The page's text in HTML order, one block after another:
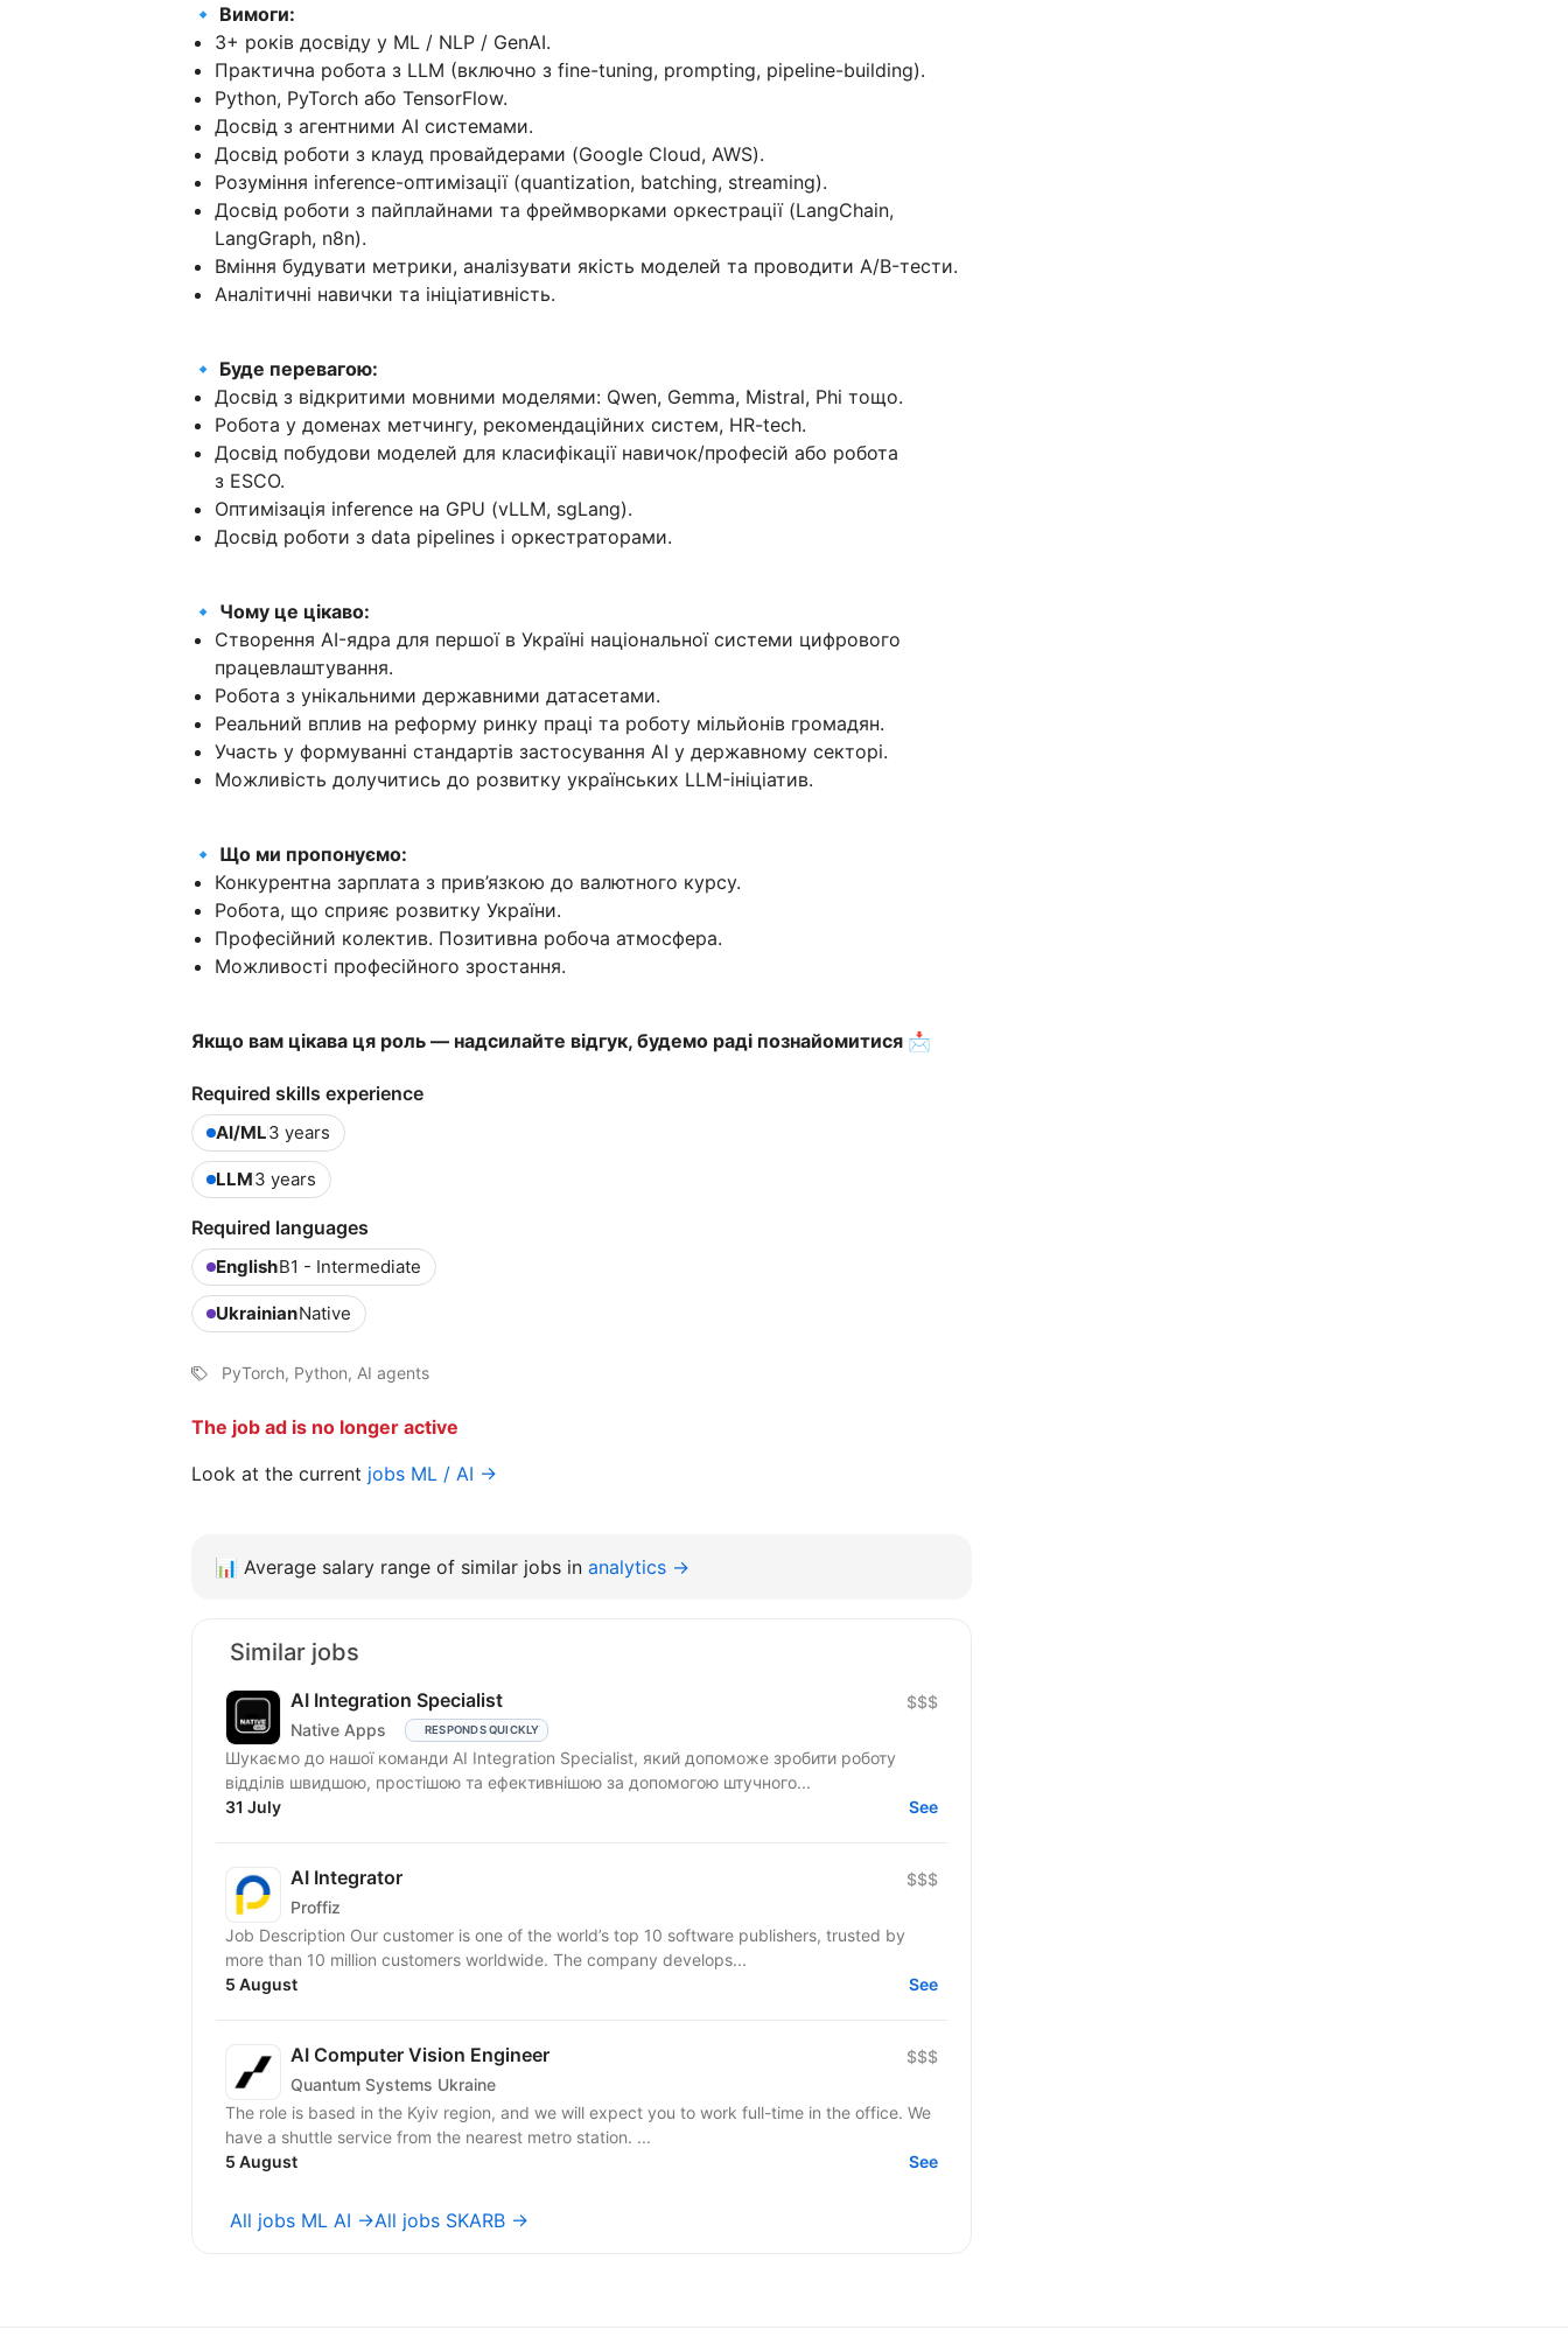
🔹 Вимоги:
3+ років досвіду у ML / NLP / GenAI.
Практична робота з LLM (включно з fine-tuning, prompting, pipeline-building).
Python, PyTorch або TensorFlow.
Досвід з агентними AI системами.
Досвід роботи з клауд провайдерами (Google Cloud, AWS).
Розуміння inference-оптимізації (quantization, batching, streaming).
Досвід роботи з пайплайнами та фреймворками оркестрації (LangChain,
LangGraph, n8n).
Вміння будувати метрики, аналізувати якість моделей та проводити A/B-тести.
Аналітичні навички та ініціативність.
🔹 Буде перевагою:
Досвід з відкритими мовними моделями: Qwen, Gemma, Mistral, Phi тощо.
Робота у доменах метчингу, рекомендаційних систем, HR-tech.
Досвід побудови моделей для класифікації навичок/професій або робота
з ESCO.
Оптимізація inference на GPU (vLLM, sgLang).
Досвід роботи з data pipelines і оркестраторами.
🔹 Чому це цікаво:
Створення AI-ядра для першої в Україні національної системи цифрового
працевлаштування.
Робота з унікальними державними датасетами.
Реальний вплив на реформу ринку праці та роботу мільйонів громадян.
Участь у формуванні стандартів застосування AI у державному секторі.
Можливість долучитись до розвитку українських LLM-ініціатив.
🔹 Що ми пропонуємо:
Конкурентна зарплата з прив’язкою до валютного курсу.
Робота, що сприяє розвитку України.
Професійний колектив. Позитивна робоча атмосфера.
Можливості професійного зростання.
Якщо вам цікава ця роль — надсилайте відгук, будемо раді познайомитися 📩
Required skills experience
AI/ML3 years
LLM3 years
Required languages
EnglishB1 - Intermediate
UkrainianNative
PyTorch, Python, AI agents
The job ad is no longer active
Look at the current jobs ML / AI →
📊 Average salary range of similar jobs in analytics →
Similar jobs
AI Integration Specialist
Native Apps RESPONDS QUICKLY
$$$
Шукаємо до нашої команди AI Integration Specialist, який допоможе зробити роботу
відділів швидшою, простішою та ефективнішою за допомогою штучного...
31 July
See
AI Integrator
Proffiz
$$$
Job Description Our customer is one of the world’s top 10 software publishers, trusted by
more than 10 million customers worldwide. The company develops...
5 August
See
AI Computer Vision Engineer
Quantum Systems Ukraine
$$$
The role is based in the Kyiv region, and we will expect you to work full-time in the office. We
have a shuttle service from the nearest metro station. ...
5 August
See
All jobs ML AI →All jobs SKARB →